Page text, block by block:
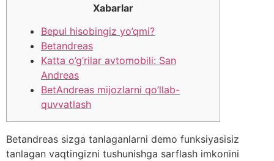
Xabarlar
Bepul hisobingiz yo’qmi?
Betandreas
Katta o’g’rilar avtomobili: San
Andreas
BetAndreas mijozlarni qo’llab-
quvvatlash
Betandreas sizga tanlaganlarni demo funksiyasisiz
tanlagan vaqtingizni tushunishga sarflash imkonini